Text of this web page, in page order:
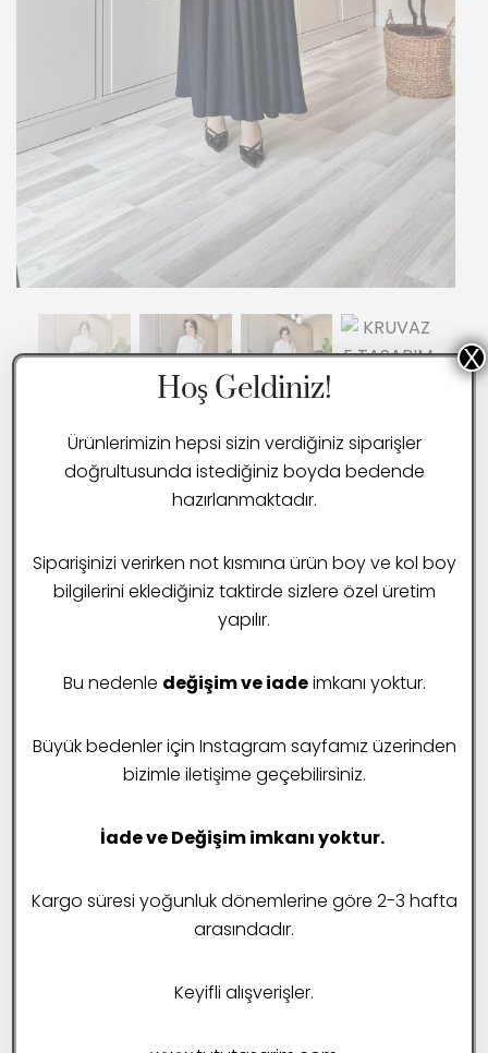
Hoş Geldiniz!
Ürünlerimizin hepsi sizin verdiğiniz siparişler
doğrultusunda istediğiniz boyda bedende
hazırlanmaktadır.
Siparişinizi verirken not kısmına ürün boy ve kol boy
bilgilerini eklediğiniz taktirde sizlere özel üretim
yapılır.
Bu nedenle değişim ve iadeimkanı yoktur.
Büyük bedenler için Instagram sayfamız üzerinden
bizimle iletişime geçebilirsiniz.
İade ve Değişim imkanı yoktur.
Kargo süresi yoğunluk dönemlerine göre 2-3 hafta
arasındadır.
Keyifli alışverişler.
X